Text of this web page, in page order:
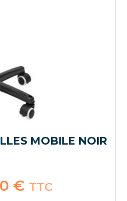
MOBILE NOIR
€Le
prixTTC